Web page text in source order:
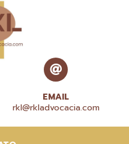
EMAIL
rkl@rkladvocacia.com